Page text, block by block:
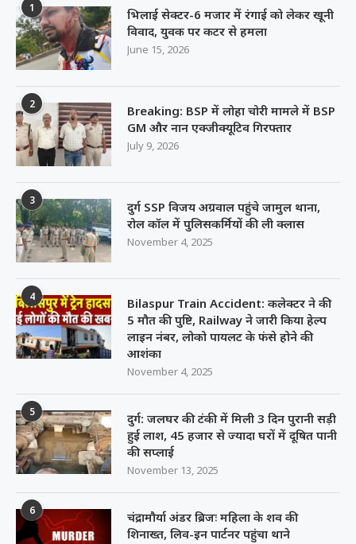
1
भिलाई सेक्टर-6 मजार में रंगाई को लेकर खूनी
विवाद, युवक पर कटर से हमला
June 15, 2026
2
Breaking: BSP में लोहा चोरी मामले में BSP
GM और नान एक्जीक्यूटिव गिरफ्तार
July 9, 2026
3
दुर्ग SSP विजय अग्रवाल पहुंचे जामुल थाना,
रोल कॉल में पुलिसकर्मियों की ली क्लास
November 4, 2025
4
Bilaspur Train Accident: कलेक्टर ने की
5 मौत की पुष्टि, Railway ने जारी किया हेल्प
लाइन नंबर, लोको पायलट के फंसे होने की
आशंका
November 4, 2025
5
दुर्ग: जलघर की टंकी में मिली 3 दिन पुरानी सड़ी
हुई लाश, 45 हजार से ज्यादा घरों में दूषित पानी
की सप्लाई
November 13, 2025
6
चंद्रामौर्या अंडर ब्रिजः महिला के शव की
शिनाख्त, लिव-इन पार्टनर पहुंचा थाने